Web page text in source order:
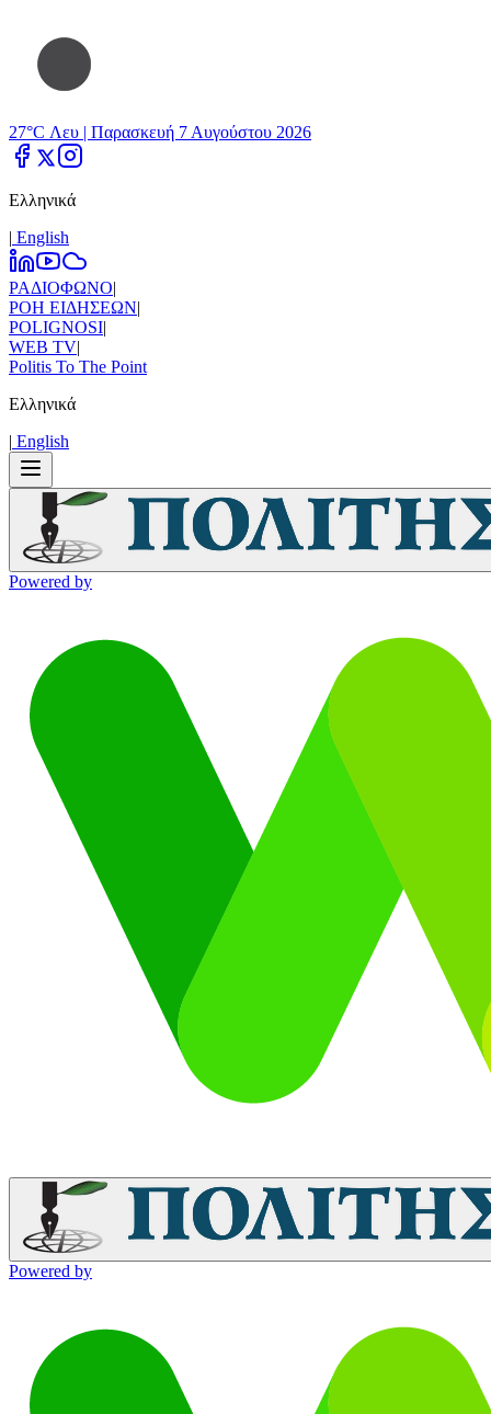
27°C Λευ | Παρασκευή 7 Αυγούστου 2026
Ελληνικά
| Εnglish
ΡΑΔΙΟΦΩΝΟ|
ΡΟΗ ΕΙΔΗΣΕΩΝ|
POLIGNOSI|
WEB TV|
Politis To The Point
Ελληνικά
| Εnglish
Powered by
Powered by